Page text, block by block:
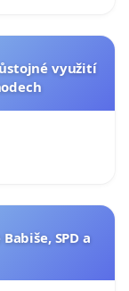
využití
SPD a